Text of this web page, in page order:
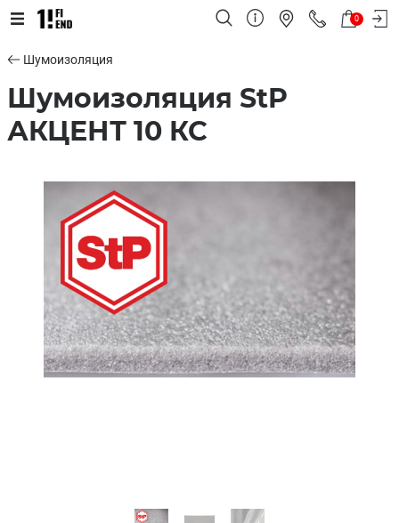
0
Шумоизоляция
Шумоизоляция StP
АКЦЕНТ 10 КС